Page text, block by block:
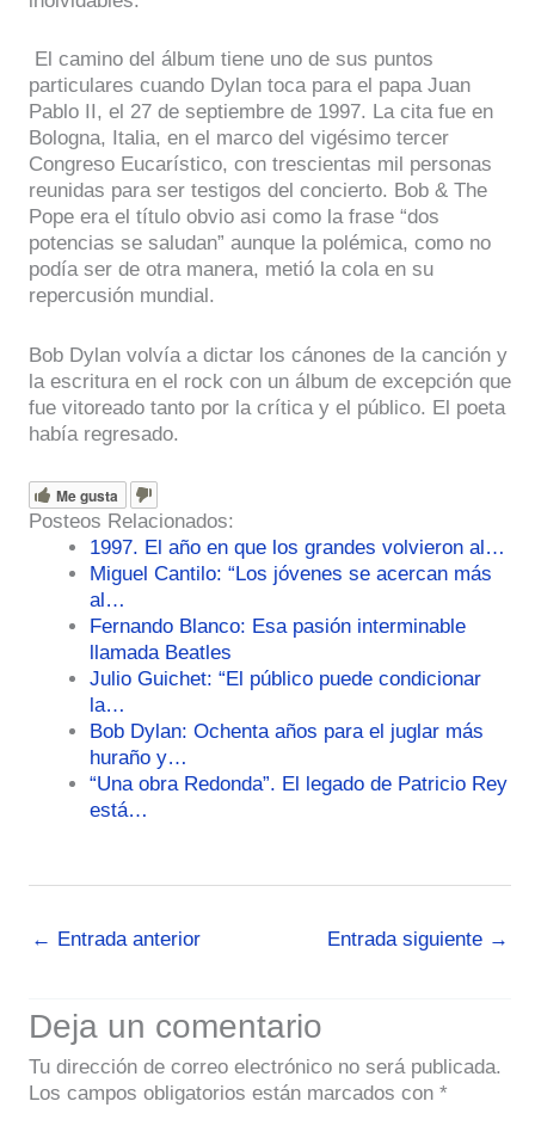
El camino del álbum tiene uno de sus puntos
particulares cuando Dylan toca para el papa Juan
Pablo II, el 27 de septiembre de 1997. La cita fue en
Bologna, Italia, en el marco del vigésimo tercer
Congreso Eucarístico, con trescientas mil personas
reunidas para ser testigos del concierto. Bob & The
Pope era el título obvio asi como la frase “dos
potencias se saludan” aunque la polémica, como no
podía ser de otra manera, metió la cola en su
repercusión mundial.
Bob Dylan volvía a dictar los cánones de la canción y
la escritura en el rock con un álbum de excepción que
fue vitoreado tanto por la crítica y el público. El poeta
había regresado.
Me gusta
Posteos Relacionados:
1997. El año en que los grandes volvieron al…
Miguel Cantilo: “Los jóvenes se acercan más
al…
Fernando Blanco: Esa pasión interminable
llamada Beatles
Julio Guichet: “El público puede condicionar
la…
Bob Dylan: Ochenta años para el juglar más
huraño y…
“Una obra Redonda”. El legado de Patricio Rey
está…
← Entrada anterior Entrada siguiente →
Deja un comentario
Tu dirección de correo electrónico no será publicada.
Los campos obligatorios están marcados con *